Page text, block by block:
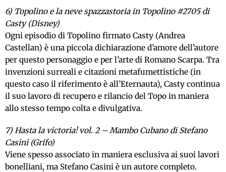
6) Topolino e la neve spazzastoria in Topolino #2705 di
Casty (Disney)
Ogni episodio di Topolino firmato Casty (Andrea
Castellan) è una piccola dichiarazione d’amore dell’autore
per questo personaggio e per l’arte di Romano Scarpa. Tra
invenzioni surreali e citazioni metafumettistiche (in
questo caso il riferimento è all’Eternauta), Casty continua
il suo lavoro di recupero e rilancio del Topo in maniera
allo stesso tempo colta e divulgativa.
7) Hasta la victoria! vol. 2 – Mambo Cubano di Stefano
Casini (Grifo)
Viene spesso associato in maniera esclusiva ai suoi lavori
bonelliani, ma Stefano Casini è un autore completo.